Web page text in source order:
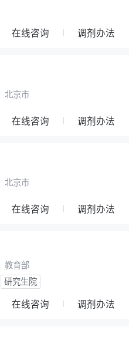
在线咨询 调剂办法
北京市
在线咨询 调剂办法
北京市
在线咨询 调剂办法
教育部
研究生院
在线咨询 调剂办法